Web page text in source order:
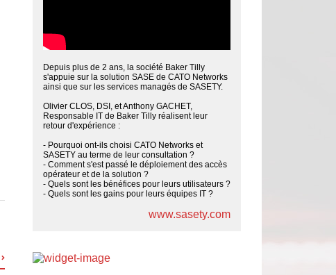
Depuis plus de 2 ans, la société Baker Tilly
s'appuie sur la solution SASE de CATO Networks
ainsi que sur les services managés de SASETY.
Olivier CLOS, DSI, et Anthony GACHET,
Responsable IT de Baker Tilly réalisent leur
retour d'expérience :
- Pourquoi ont-ils choisi CATO Networks et
SASETY au terme de leur consultation ?
- Comment s'est passé le déploiement des accès
opérateur et de la solution ?
- Quels sont les bénéfices pour leurs utilisateurs ?
- Quels sont les gains pour leurs équipes IT ?
www.sasety.com